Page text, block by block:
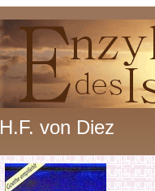
H.F. von Diez